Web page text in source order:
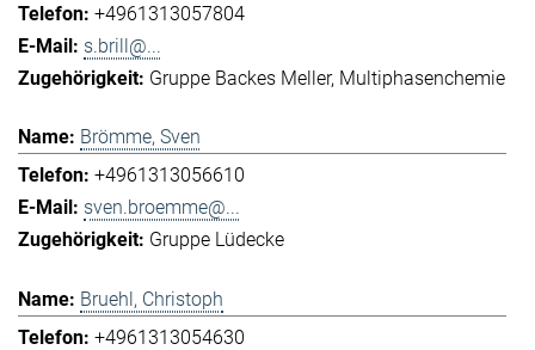
+4961313057804
s.brill@...
Gruppe Backes Meller Multiphasenchemie
Brömme, Sven
+4961313056610
sven.broemme@...
Gruppe Lüdecke
Bruehl, Christoph
+4961313054630